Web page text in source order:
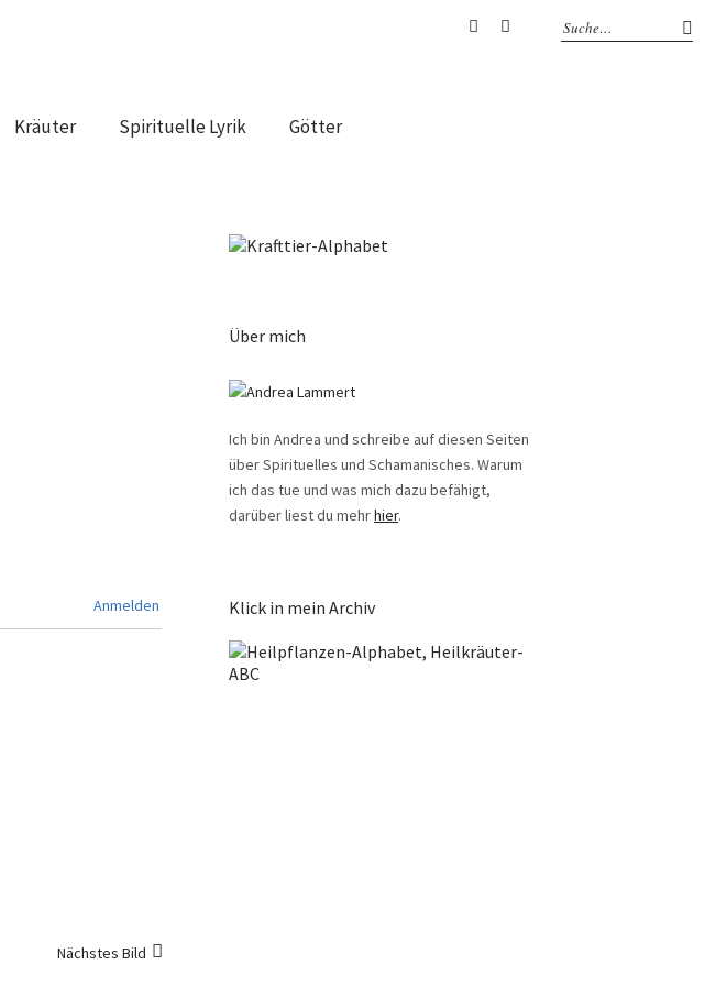
Kräuter Spirituelle Lyrik Götter
Anmelden
Nächstes Bild
Über mich
Ich bin Andrea und schreibe auf diesen Seiten
über Spirituelles und Schamanisches. Warum
ich das tue und was mich dazu befähigt,
darüber liest du mehrhier.
Klick in mein Archiv